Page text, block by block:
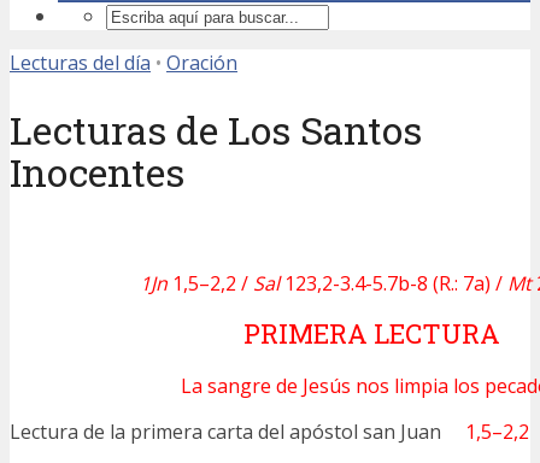
Lecturas del día • Oración
Lecturas de Los Santos
Inocentes
1Jn 1,5–2,2 / Sal123,2-3.4-5.7b-8 (R.: 7a) / Mt
PRIMERA LECTURA
La sangre de Jesús nos limpia los
Lectura de la primera carta del apóstol san Juan 1,5–2,2